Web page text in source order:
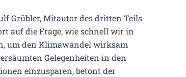
Grübler, Mitautor des dritten Teils
auf die Frage, wie schnell wir in
um den Klimawandel wirksam
Gelegenheiten in den
einzusparen, betont der